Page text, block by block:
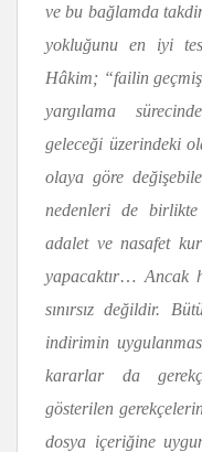
ve bu bağlamda
yokluğunu en iyi
Hâkim; “failin
yargılama
geleceği üzerindeki
olaya göre
nedenleri de birlikte
adalet ve nasafet
yapacaktır… Ancak
sınırsız değildir.
indirimin
kararlar da
gösterilen
dosya içeriğine